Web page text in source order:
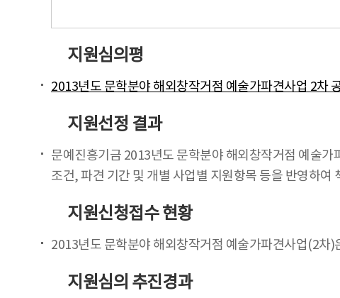
지원심의평
2013년도 문학분야 해외창작거점 예술가파견사업 2차
지원선정 결과
문예진흥기금 2013년도 문학분야 해외창작거점 예술
조건, 파견 기간 및 개별 사업별 지원항목 등을 반영하
지원신청접수 현황
2013년도 문학분야 해외창작거점 예술가파견사업(2차
지원심의 추진경과